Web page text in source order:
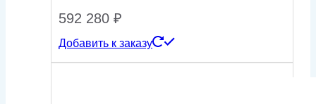
592 280 ₽
Добавить к заказу